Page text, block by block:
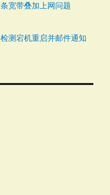
宽带叠加上网问题
测宕机重启并邮件通知